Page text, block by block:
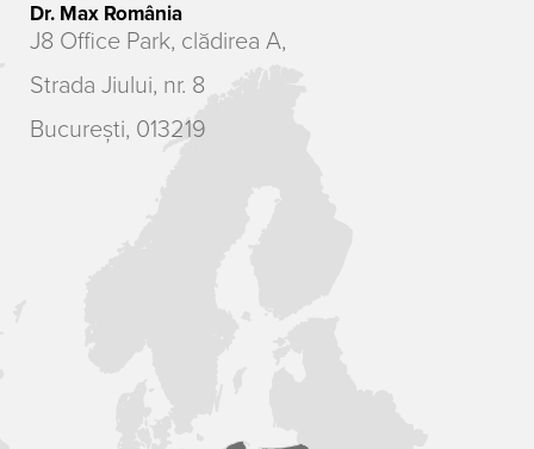
Dr. Max România
J8 Office Park, clădirea A,
Strada Jiului, nr. 8
București, 013219